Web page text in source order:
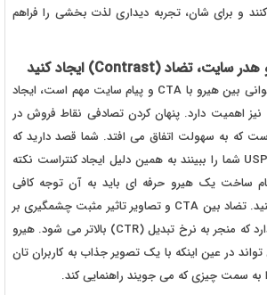
و برای شان، تجربه دیداری لذت بخشی را فراهم
به همان اندازه که همخوانی بین هیرو با CTA و پیام سایت مهم است، ایجاد
تضاد بین هیرو و CTA نیز اهمیت دارد. پنهان کردن تصادفی نقاط فروش در
که به سهولت اتفاق می افتد. شما قصد دارید که
کاربر به راحتی CTA و USP شما را ببینند به همین دلیل ایجاد کنتراست نکته
ساخت یک هیرو حرفه ای باید به آن توجه کافی
داشته باشید و رعایت کنید. تضاد بین CTA و تصاویر تاثیر مثبت چشمگیری بر
جریان وب سایت شما دارد که منجر به نرخ تبدیل (CTR) بالاتر می شود. هیرو
در عین اینکه با یک تصویر جذاب به کاربران تان
به سمت چیزی که می جویند راهنمایی کند.